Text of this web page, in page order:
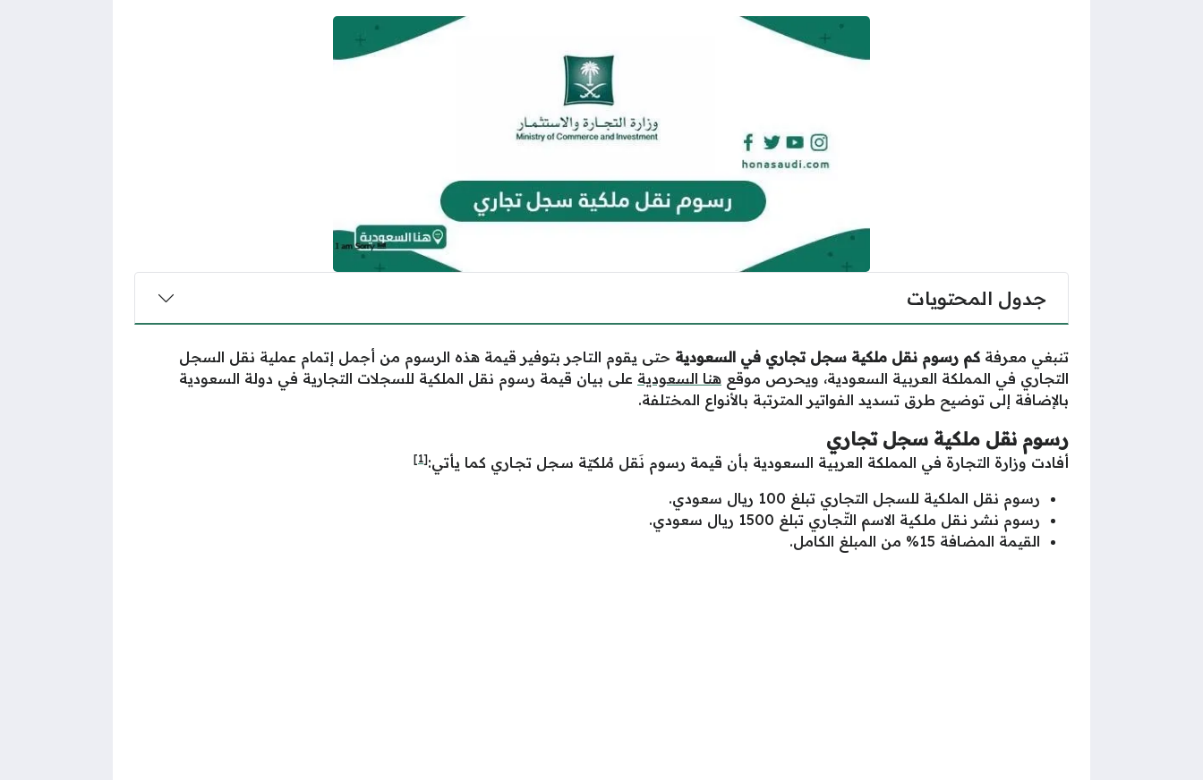
جدول المحتويات
تنبغي معرفة كم رسوم نقل ملكية سجل تجاري في السعودية حتى يقوم التاجر بتوفير قيمة هذه الرسوم من أجمل إتمام عملية نقل السجل
التجاري في المملكة العربية السعودية، ويحرص موقع هنا السعودية على بيان قيمة رسوم نقل الملكية للسجلات التجارية في دولة السعودية
بالإضافة إلى توضيح طرق تسديد الفواتير المترتبة بالأنواع المختلفة.
رسوم نقل ملكية سجل تجاري
أفادت وزارة التجارة في المملكة العربية السعودية بأن قيمة رسوم نَقل مُلكيّة سـجل تجـاري كما يأتي:[1]
رسوم نقل الملكية للسجل التجاري تبلغ 100 ريال سعودي.
رسوم نشر نـقل ملـكية الاسم التّجاري تبلغ 1500 ريال سعودي.
القيمة المضافة 15% من المبلغ الكامل.